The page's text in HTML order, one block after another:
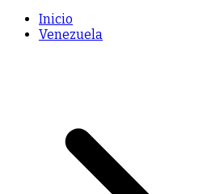
Inicio
Venezuela